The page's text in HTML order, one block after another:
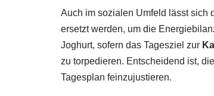
Auch im sozialen Umfeld lässt sich
ersetzt werden, um die
Joghurt, sofern das Tagesziel zur
zu torpedieren. Entscheidend ist,
Tagesplan feinzujustieren.